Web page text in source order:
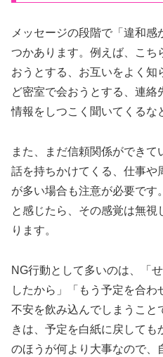
メッセージの段階で「違和感
つかあります。例えば、こち
おうとする、お互いをよく知
ど密室で会おうとする、連絡
情報をしつこく聞いてくるな
また、まだ信頼関係ができ
話を持ちかけてくる、仕事や
が多い場合も注意が必要です
と感じたら、その感覚は無
ります。
NG行動として多いのは、「
したから」「もう予定を合
不安を飲み込んでしまうこと
きは、予定を白紙に戻して
のほうが何より大事なので、